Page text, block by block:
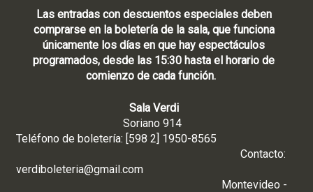
Las entradas con descuentos especiales deben
comprarse en la boletería de la sala, que funciona
únicamente los días en que hay espectáculos
programados, desde las 15:30 hasta el horario de
comienzo de cada función.
Sala Verdi
Soriano 914
Teléfono de boletería: [598 2] 1950-8565
Contacto:
verdiboleteria@gmail.com
Montevideo -